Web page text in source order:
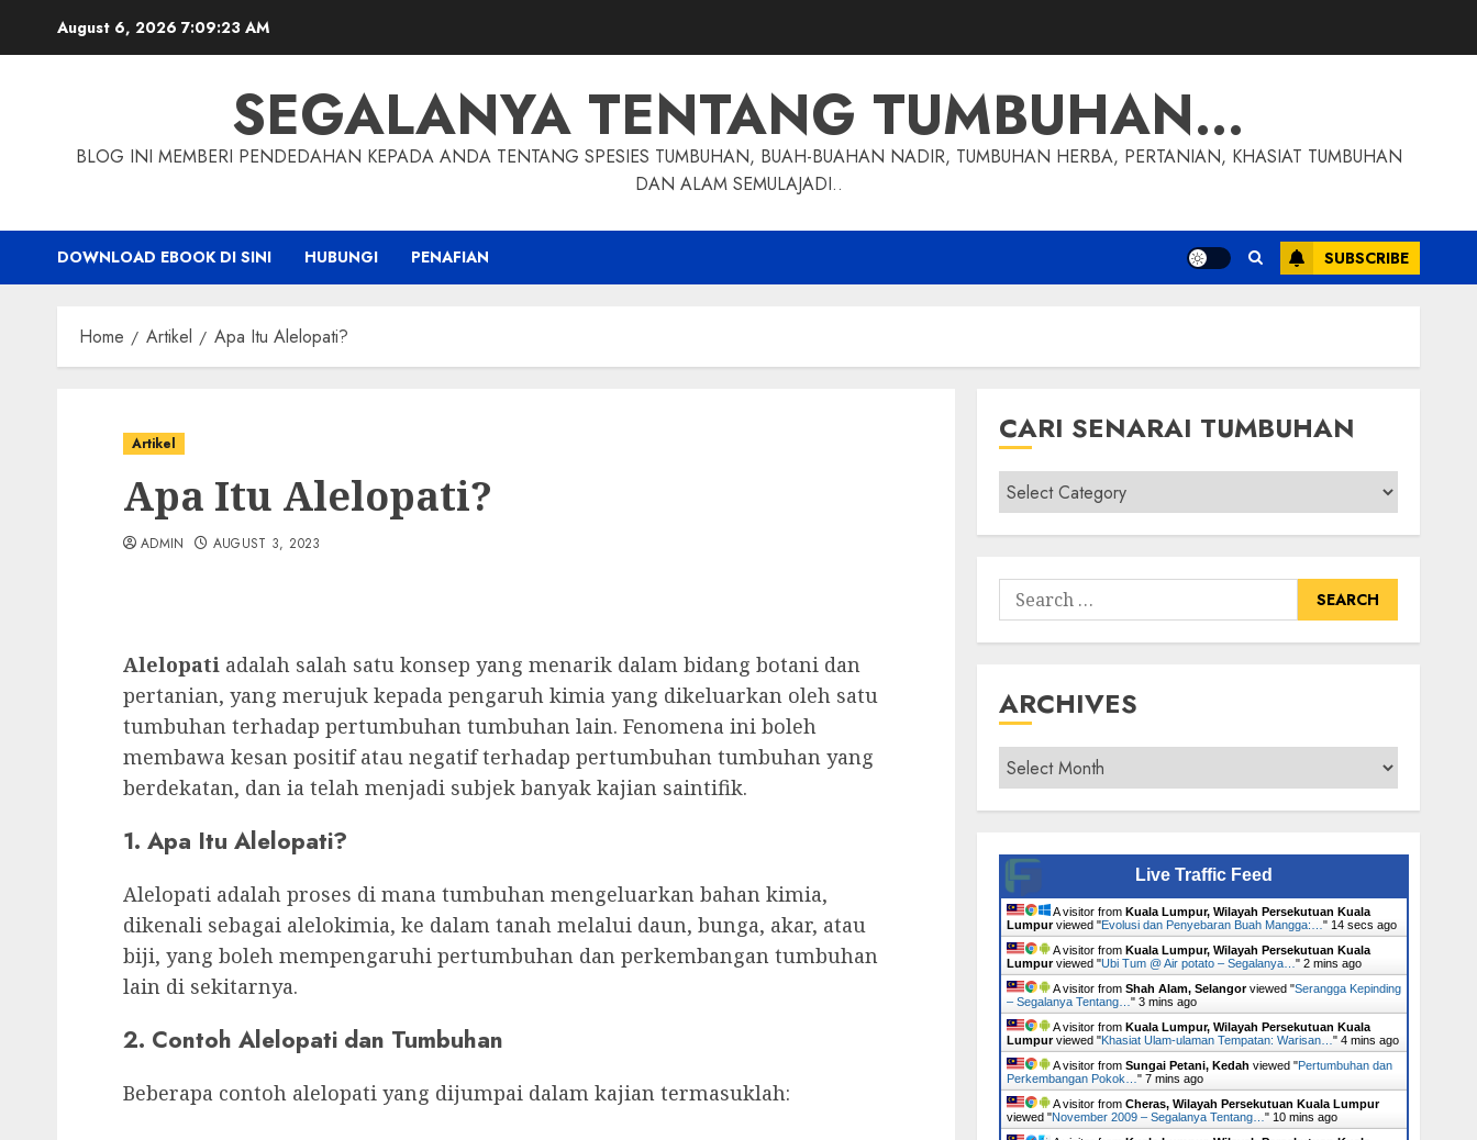
August 6, 2026 7:09:24 AM
SEGALANYA TENTANG TUMBUHAN…
BLOG INI MEMBERI PENDEDAHAN KEPADA ANDA TENTANG SPESIES TUMBUHAN, BUAH-BUAHAN NADIR, TUMBUHAN HERBA, PERTANIAN, KHASIAT TUMBUHAN
DAN ALAM SEMULAJADI..
DOWNLOAD EBOOK DI SINI HUBUNGI PENAFIAN SUBSCRIBE
Home Artikel Apa Itu Alelopati?
Artikel
Apa Itu Alelopati?
ADMIN AUGUST 3, 2023
Alelopati adalah salah satu konsep yang menarik dalam bidang botani dan
pertanian, yang merujuk kepada pengaruh kimia yang dikeluarkan oleh satu
tumbuhan terhadap pertumbuhan tumbuhan lain. Fenomena ini boleh
membawa kesan positif atau negatif terhadap pertumbuhan tumbuhan yang
berdekatan, dan ia telah menjadi subjek banyak kajian saintifik.
1. Apa Itu Alelopati?
Alelopati adalah proses di mana tumbuhan mengeluarkan bahan kimia,
dikenali sebagai alelokimia, ke dalam tanah melalui daun, bunga, akar, atau
biji, yang boleh mempengaruhi pertumbuhan dan perkembangan tumbuhan
lain di sekitarnya.
2. Contoh Alelopati dan Tumbuhan
Beberapa contoh alelopati yang dijumpai dalam kajian termasuklah:
CARI SENARAI TUMBUHAN
Cari
Senarai
Tumbuhan
Search
for:
ARCHIVES
Archives
Live Traffic Feed
A visitor from Kuala Lumpur, Wilayah Persekutuan Kuala
Lumpurviewed "Evolusi dan Penyebaran Buah Mangga:… " 14 secs ago
A visitor from Kuala Lumpur, Wilayah Persekutuan Kuala
Lumpurviewed "Ubi Tum @ Air potato – Segalanya… " 2 mins ago
A visitor from Shah Alam, Selangorviewed "Serangga Kepinding
– Segalanya Tentang… " 3 mins ago
A visitor from Kuala Lumpur, Wilayah Persekutuan Kuala
Lumpurviewed "Khasiat Ulam-ulaman Tempatan: Warisan… " 4 mins ago
A visitor from Sungai Petani, Kedah viewed "Pertumbuhan dan
Perkembangan Pokok… " 7 mins ago
A visitor from Cheras, Wilayah Persekutuan Kuala Lumpur
viewed "November 2009 – Segalanya Tentang… " 10 mins ago